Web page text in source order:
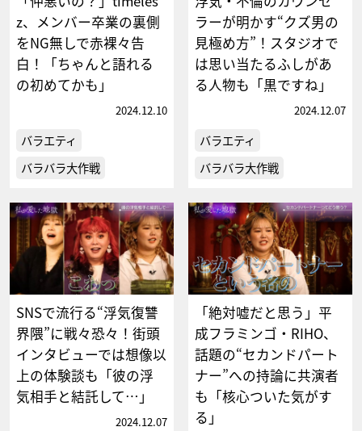
z、メンバー卒業の裏側
をNG無しで赤裸々告
白！「ちゃんと語れる
の初めてかも」
2024.12.10
バラエティ
バラバラ大作戦
ラーが明かす“クズ男の
見極め方”！スタジオで
は思い当たるふしがあ
る人物も「黒ですね」
2024.12.07
バラエティ
バラバラ大作戦
SNSで流行る“浮気復讐
界隈”に戦々恐々！街頭
インタビューでは想像以
上の体験談も「彼の浮
気相手と結託して…」
2024.12.07
「絶対嘘だと思う」平
成フラミンゴ・RIHO、
話題の“セカンドパート
ナー”への持論に共演者
も「核心ついた気がす
る」